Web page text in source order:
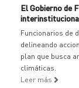
El Gobierno de
Funcionarios de
delineando
plan que busca
climáticas.
Leer más